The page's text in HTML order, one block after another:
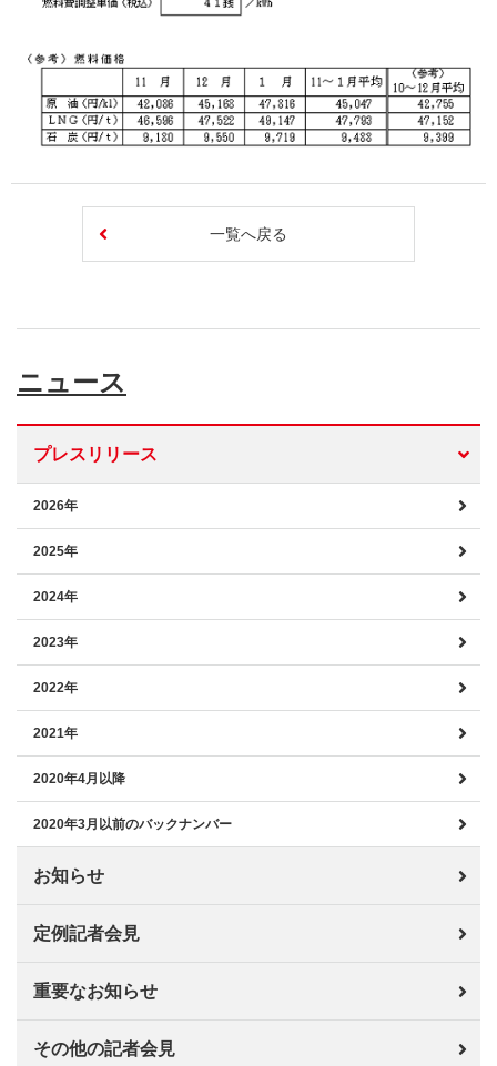
一覧へ戻る
ニュース
プレスリリース
2026年
2025年
2024年
2023年
2022年
2021年
2020年4月以降
2020年3月以前のバックナンバー
お知らせ
定例記者会見
重要なお知らせ
その他の記者会見